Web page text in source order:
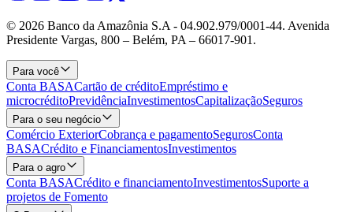
© 2026 Banco da Amazônia S.A - 04.902.979/0001‐44. Avenida
Presidente Vargas, 800 – Belém, PA – 66017-901.
Para você
Conta BASACartão de créditoEmpréstimo e
microcréditoPrevidênciaInvestimentosCapitalizaçãoSeguros
Para o seu negócio
Comércio ExteriorCobrança e pagamentoSegurosConta
BASACrédito e FinanciamentosInvestimentos
Para o agro
Conta BASACrédito e financiamentoInvestimentosSuporte a
projetos de Fomento